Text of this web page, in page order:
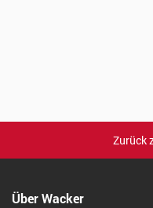
Zurück
Über Wacker